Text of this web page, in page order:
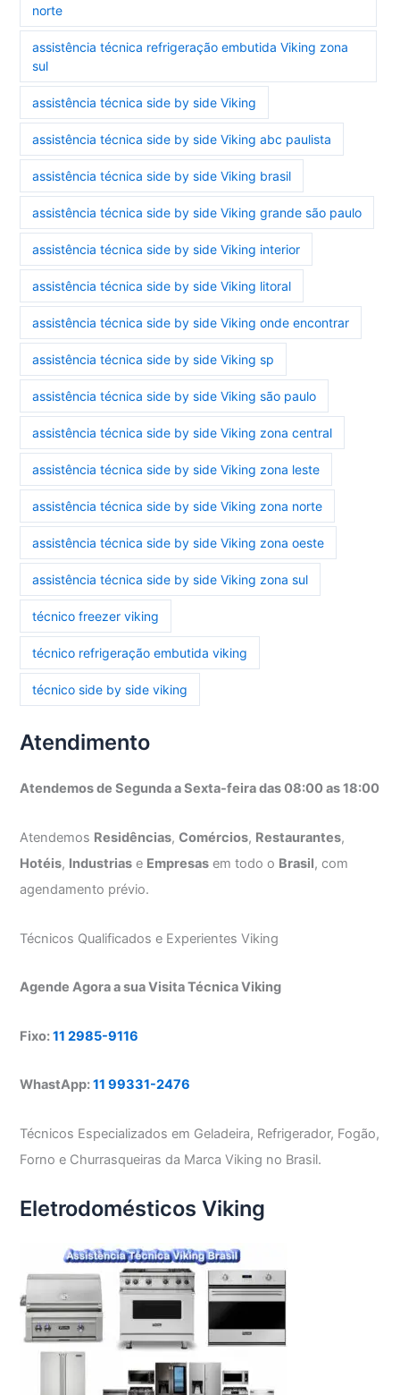
norte
assistência técnica refrigeração embutida Viking zona
sul
assistência técnica side by side Viking
assistência técnica side by side Viking abc paulista
assistência técnica side by side Viking brasil
assistência técnica side by side Viking grande são paulo
assistência técnica side by side Viking interior
assistência técnica side by side Viking litoral
assistência técnica side by side Viking onde encontrar
assistência técnica side by side Viking sp
assistência técnica side by side Viking são paulo
assistência técnica side by side Viking zona central
assistência técnica side by side Viking zona leste
assistência técnica side by side Viking zona norte
assistência técnica side by side Viking zona oeste
assistência técnica side by side Viking zona sul
técnico freezer viking
técnico refrigeração embutida viking
técnico side by side viking
Atendimento
Atendemos de Segunda a Sexta-feira das 08:00 as 18:00
Atendemos Residências,Comércios, Restaurantes,
Hotéis, Industrias e Empresas em todo o Brasil, com
agendamento prévio.
Técnicos Qualificados e Experientes Viking
Agende Agora a sua Visita Técnica Viking
Fixo:11 2985-9116
WhastApp:11 99331-2476
Técnicos Especializados em Geladeira, Refrigerador, Fogão,
Forno e Churrasqueiras da Marca Viking no Brasil.
Eletrodomésticos Viking